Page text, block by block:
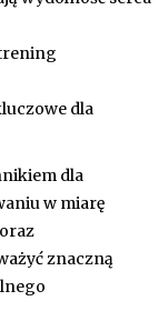
dla
dla
w miarę
znaczną